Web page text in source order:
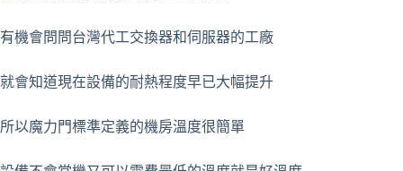
有機會問問台灣代工交換器和伺服器的工廠
就會知道現在設備的耐熱程度早已大幅提升
所以魔力門標準定義的機房溫度很簡單